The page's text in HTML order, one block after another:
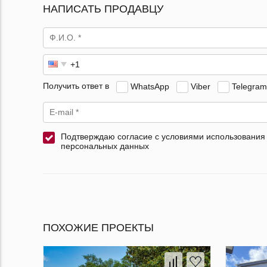
НАПИСАТЬ ПРОДАВЦУ
Получить ответ в WhatsApp Viber Telegram
Подтверждаю согласие с условиями использования
персональных данных
ПОХОЖИЕ ПРОЕКТЫ